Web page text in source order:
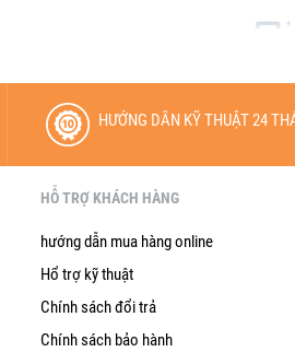
HƯỚNG DẪN KỸ THUẬT 24
HỖ TRỢ KHÁCH HÀNG
hướng dẫn mua hàng online
Hổ trợ kỹ thuật
Chính sách đổi trả
Chính sách bảo hành